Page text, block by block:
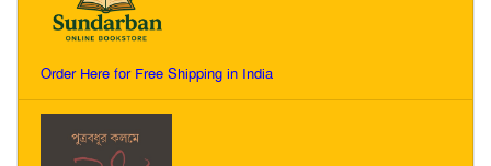
Order Here for Free Shipping in India